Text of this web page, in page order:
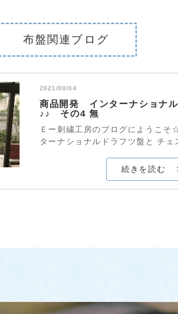
布盤関連ブログ
2021/09/04
商品開発 インターナショナ
♪♪ その4 無
Ｅー刺繍工房のブログにようこそ
ターナショナルドラフツ盤と チェ
続きを読む